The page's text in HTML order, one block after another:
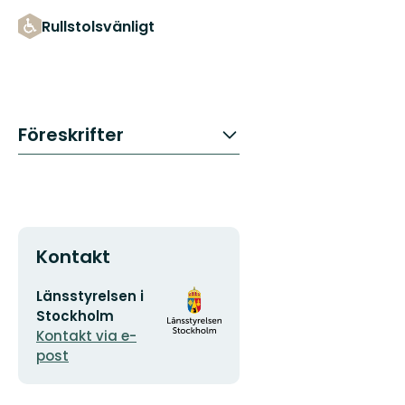
Rullstolsvänligt
Föreskrifter
Kontakt
E-
postadress
Länsstyrelsen i
Stockholm
Kontakt via e-
post
Organisationens
logotyp